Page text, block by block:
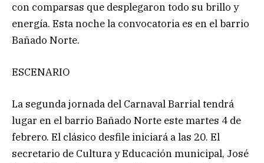
con comparsas que desplegaron todo su brillo y
energía. Esta noche la convocatoria es en el barrio
Bañado Norte.
ESCENARIO
La segunda jornada del Carnaval Barrial tendrá
lugar en el barrio Bañado Norte este martes 4 de
febrero. El clásico desfile iniciará a las 20. El
secretario de Cultura y Educación municipal, José